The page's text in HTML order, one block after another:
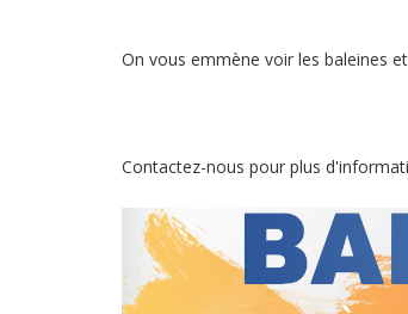
On vous emmène voir les baleines
Contactez-nous pour plus